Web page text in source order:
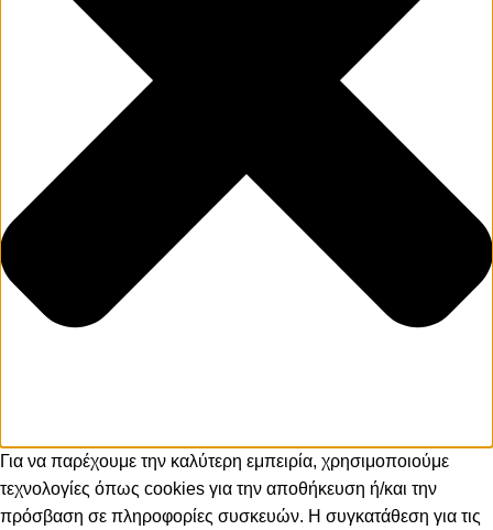
Για να παρέχουμε την καλύτερη εμπειρία, χρησιμοποιούμε
τεχνολογίες όπως cookies για την αποθήκευση ή/και την
πρόσβαση σε πληροφορίες συσκευών. Η συγκατάθεση για τις